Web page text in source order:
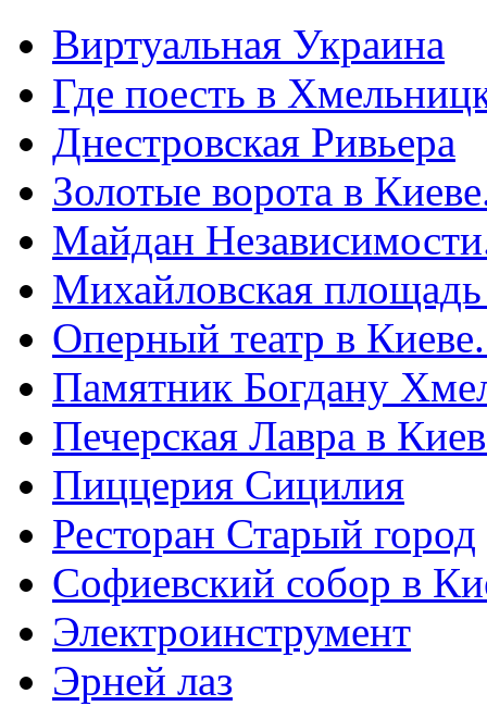
Виртуальная Украина
Где поесть в
Днестровская Ривьера
Золотые ворота в
Майдан
Михайловская
Оперный театр в
Памятник Богдану
Печерская Лавра в
Пиццерия Сицилия
Ресторан Старый город
Софиевский собор в
Электроинструмент
Эрней лаз